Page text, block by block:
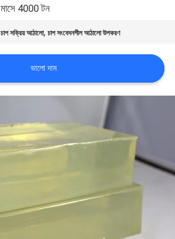
মাসে 4000 টন
চাপ সক্রিয় আঠালো,চাপ সংবেদনশীল আঠালো উপকরণ
ভালো দাম